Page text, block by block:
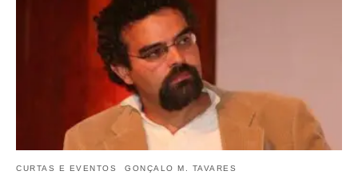
CURTAS E EVENTOS GONÇALO M. TAVARES